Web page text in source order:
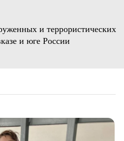
и террористических
и юге России